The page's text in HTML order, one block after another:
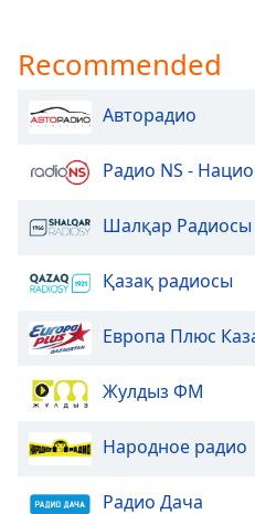
Recommended
Авторадио
Радио NS -
Шалқар Радиосы
Қазақ радиосы
Европа Плюс
Жулдыз ФМ
Народное радио
Радио Дача